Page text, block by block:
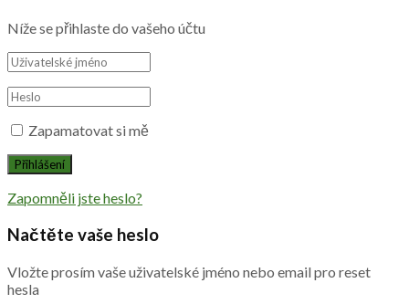
Níže se přihlaste do vašeho účtu
Zapamatovat si mě
Zapomněli jste heslo?
Načtěte vaše heslo
Vložte prosím vaše uživatelské jméno nebo email pro reset
hesla